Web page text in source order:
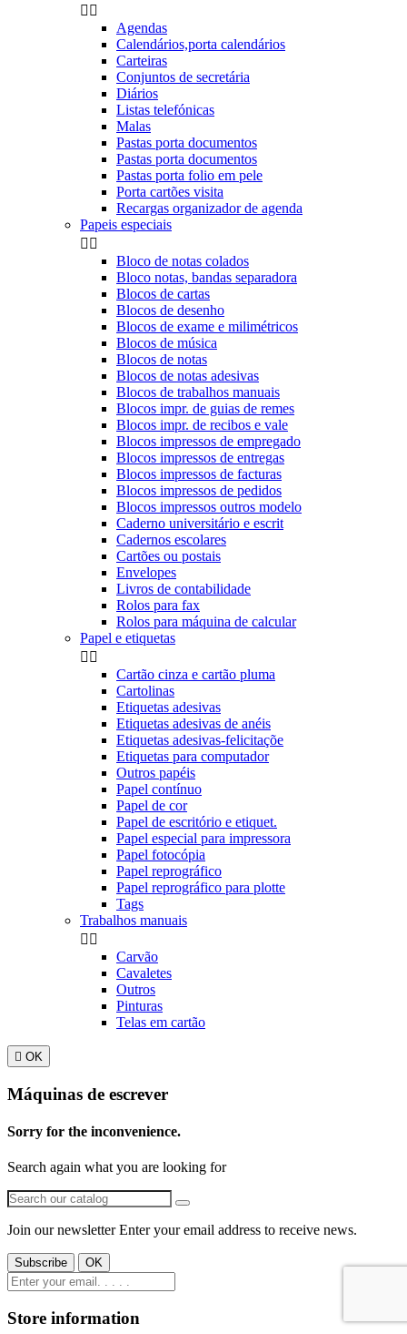
 
Agendas
Calendários,porta calendários
Carteiras
Conjuntos de secretária
Diários
Listas telefónicas
Malas
Pastas porta documentos
Pastas porta documentos
Pastas porta folio em pele
Porta cartões visita
Recargas organizador de agenda
Papeis especiais
 
Bloco de notas colados
Bloco notas, bandas separadora
Blocos de cartas
Blocos de desenho
Blocos de exame e milimétricos
Blocos de música
Blocos de notas
Blocos de notas adesivas
Blocos de trabalhos manuais
Blocos impr. de guias de remes
Blocos impr. de recibos e vale
Blocos impressos de empregado
Blocos impressos de entregas
Blocos impressos de facturas
Blocos impressos de pedidos
Blocos impressos outros modelo
Caderno universitário e escrit
Cadernos escolares
Cartões ou postais
Envelopes
Livros de contabilidade
Rolos para fax
Rolos para máquina de calcular
Papel e etiquetas
 
Cartão cinza e cartão pluma
Cartolinas
Etiquetas adesivas
Etiquetas adesivas de anéis
Etiquetas adesivas-felicitaçõe
Etiquetas para computador
Outros papéis
Papel contínuo
Papel de cor
Papel de escritório e etiquet.
Papel especial para impressora
Papel fotocópia
Papel reprográfico
Papel reprográfico para plotte
Tags
Trabalhos manuais
 
Carvão
Cavaletes
Outros
Pinturas
Telas em cartão
 OK
Máquinas de escrever
Sorry for the inconvenience.
Search again what you are looking for
Join our newsletter Enter your email address to receive news.
Store information